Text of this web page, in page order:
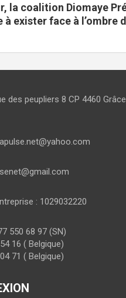
la coalition Diomaye
à exister face à l’ombre
des peupliers 8 CP 4460
: 1029032220
550 68 97 (SN)
16 ( Belgique)
71 ( Belgique)